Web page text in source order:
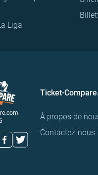
Liga
Ticket-
À propos de
Contactez-nous